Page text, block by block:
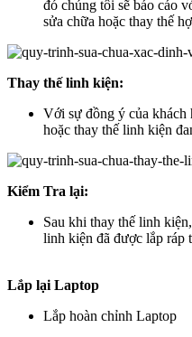
đó chúng tôi sẽ báo cáo
sửa chữa hoặc thay thế
Thay thế linh kiện:
Với sự đồng ý của khách
hoặc thay thế linh kiện
Kiểm Tra lại:
Sau khi thay thế linh
linh kiện đã được lắp ráp
Lắp lại Laptop
Lắp hoàn chỉnh Laptop